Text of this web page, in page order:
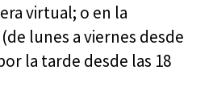
virtual; o en la
lunes a viernes desde
la tarde desde las 18